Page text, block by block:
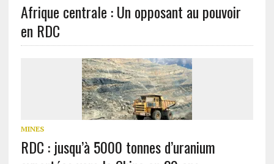
Afrique centrale : Un opposant au pouvoir
en RDC
MINES
RDC : jusqu’à 5000 tonnes d’uranium